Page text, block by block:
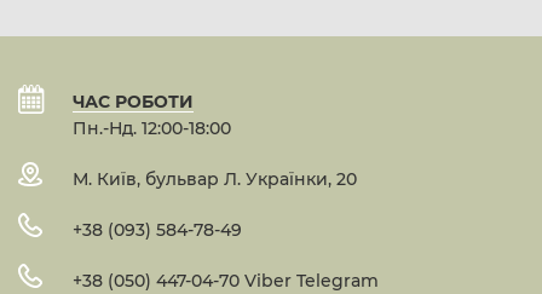
ЧАС РОБОТИ
Пн.-Нд. 12:00-18:00
М. Київ, бульвар Л. Українки, 20
+38 (093) 584-78-49
+38 (050) 447-04-70 Viber Telegram